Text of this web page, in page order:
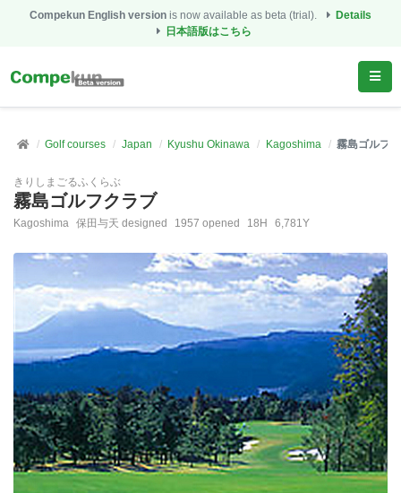
Compekun English version is now available as beta (trial).
Details
日本語版はこちら
Golf courses Japan Kyushu Okinawa Kagoshima 霧島ゴルフ
きりしまごるふくらぶ
霧島ゴルフクラブ
Kagoshima 保田与天 designed 1957 opened 18H 6,781Y